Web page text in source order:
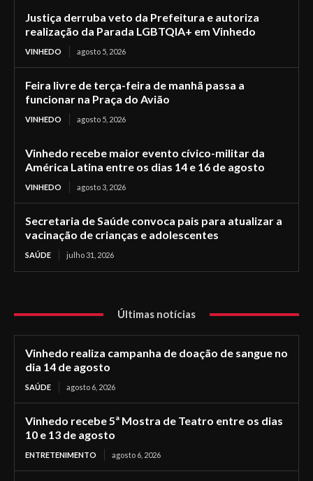
Justiça derruba veto da Prefeitura e autoriza
realização da Parada LGBTQIA+ em Vinhedo
VINHEDO agosto 5, 2026
Feira livre de terça-feira de manhã passa a
funcionar na Praça do Avião
VINHEDO agosto 5, 2026
Vinhedo recebe maior evento cívico-militar da
América Latina entre os dias 14 e 16 de agosto
VINHEDO agosto 3, 2026
Secretaria de Saúde convoca pais para atualizar a
vacinação de crianças e adolescentes
SAÚDE julho 31, 2026
Últimas notícias
Vinhedo realiza campanha de doação de sangue no
dia 14 de agosto
SAÚDE agosto 6, 2026
Vinhedo recebe 5ª Mostra de Teatro entre os dias
10 e 13 de agosto
ENTRETENIMENTO agosto 6, 2026